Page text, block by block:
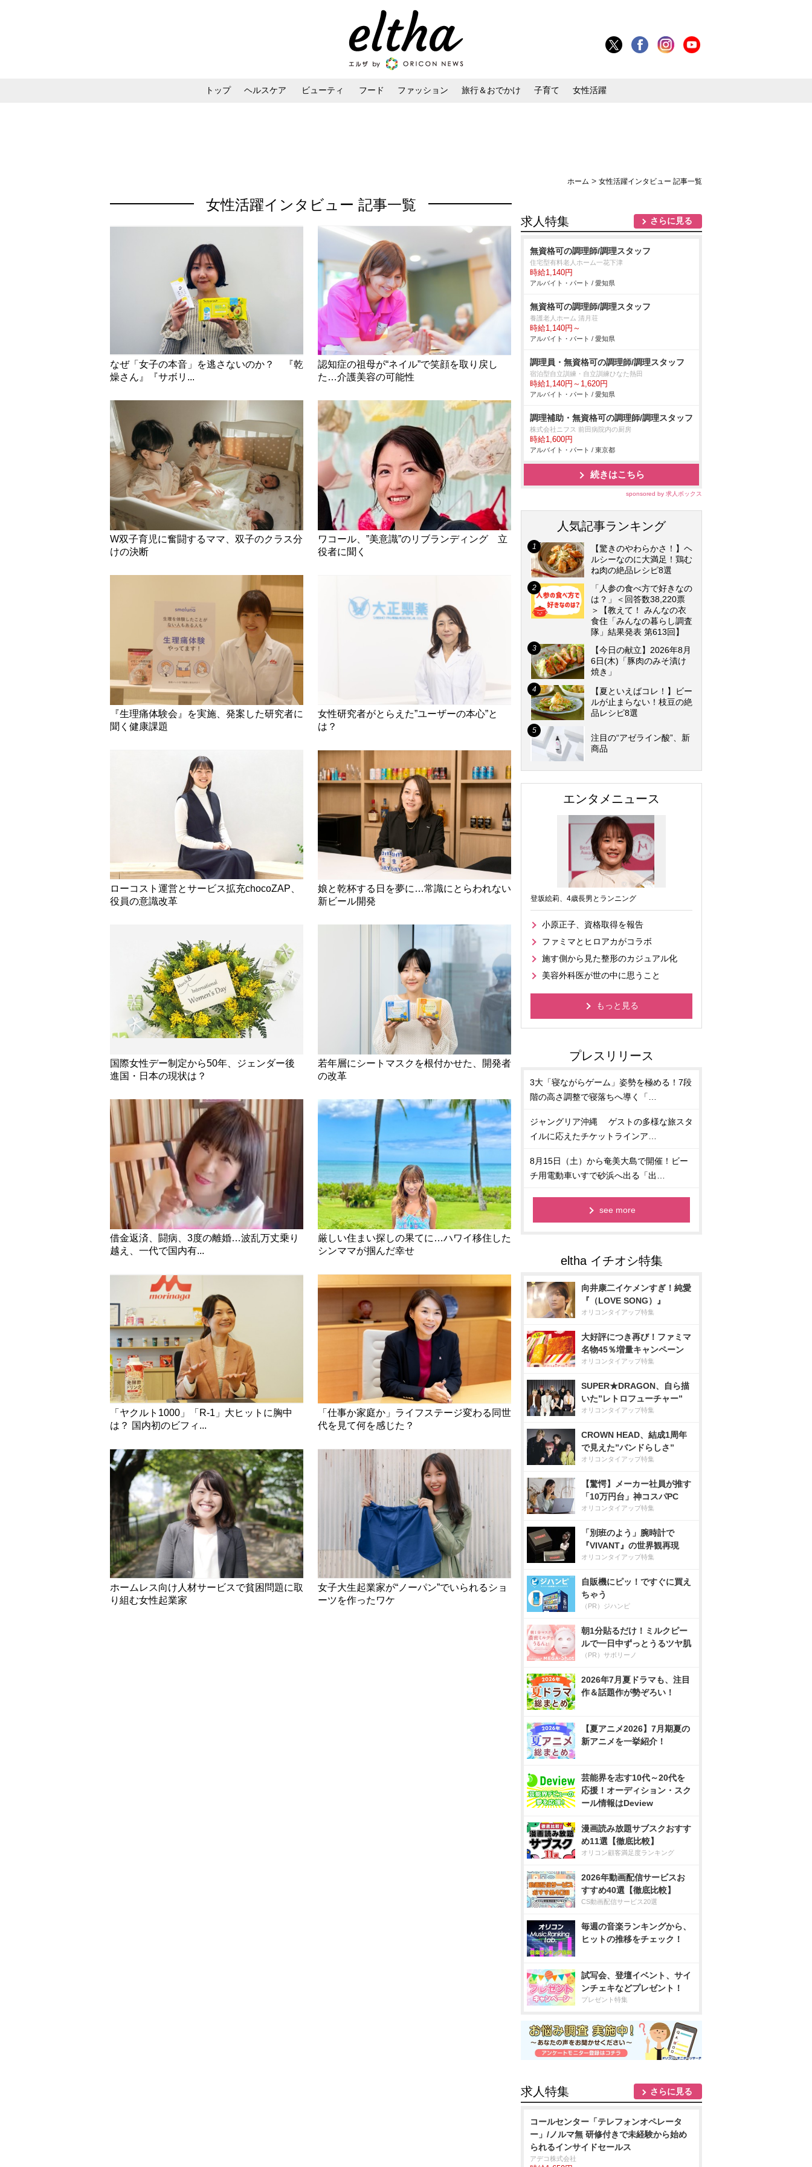
トップ ヘルスケア ビューティ フード ファッション 旅行＆おでかけ 子育て 女性活躍
ホーム > 女性活躍インタビュー 記事一覧
女性活躍インタビュー 記事一覧
なぜ「女子の本音」を逃さないのか？ 『乾
燥さん』『サボリ...
認知症の祖母が“ネイル”で笑顔を取り戻し
た…介護美容の可能性
W双子育児に奮闘するママ、双子のクラス分
けの決断
ワコール、”美意識”のリブランディング 立
役者に聞く
『生理痛体験会』を実施、発案した研究者に
聞く健康課題
女性研究者がとらえた”ユーザーの本心”と
は？
ローコスト運営とサービス拡充chocoZAP、
役員の意識改革
娘と乾杯する日を夢に…常識にとらわれない
新ビール開発
国際女性デー制定から50年、ジェンダー後
進国・日本の現状は？
若年層にシートマスクを根付かせた、開発者
の改革
借金返済、闘病、3度の離婚…波乱万丈乗り
越え、一代で国内有...
厳しい住まい探しの果てに…ハワイ移住した
シンママが掴んだ幸せ
「ヤクルト1000」「R-1」大ヒットに胸中
は？ 国内初のビフィ...
「仕事か家庭か」ライフステージ変わる同世
代を見て何を感じた？
ホームレス向け人材サービスで貧困問題に取
り組む女性起業家
女子大生起業家が“ノーパン”でいられるショ
ーツを作ったワケ
求人特集 さらに見る
無資格可の調理師/調理スタッフ
住宅型有料老人ホーム一花下津
時給1,140円
アルバイト・パート / 愛知県
無資格可の調理師/調理スタッフ
養護老人ホーム 清月荘
時給1,140円～
アルバイト・パート / 愛知県
調理員・無資格可の調理師/調理スタッフ
宿泊型自立訓練・自立訓練ひなた熱田
時給1,140円～1,620円
アルバイト・パート / 愛知県
調理補助・無資格可の調理師/調理スタッフ
株式会社ニフス 前田病院内の厨房
時給1,600円
アルバイト・パート / 東京都
続きはこちら
sponsored by 求人ボックス
人気記事ランキング
【驚きのやわらかさ！】ヘ
ルシーなのに大満足！鶏む
ね肉の絶品レシピ8選
「人参の食べ方で好きなの
は？」＜回答数38,220票
＞【教えて！ みんなの衣
食住「みんなの暮らし調査
隊」結果発表 第613回】
【今日の献立】2026年8月
6日(木)「豚肉のみそ漬け
焼き」
【夏といえばコレ！】ビー
ルが止まらない！枝豆の絶
品レシピ8選
注目の“アゼライン酸”、新
商品
エンタメニュース
登坂絵莉、4歳長男とランニング
小原正子、資格取得を報告
ファミマとヒロアカがコラボ
施す側から見た整形のカジュアル化
美容外科医が世の中に思うこと
もっと見る
3大「寝ながらゲーム」姿勢を極める！7段
階の高さ調整で寝落ちへ導く「…
ジャングリア沖縄 ゲストの多様な旅スタ
イルに応えたチケットラインア…
8月15日（土）から奄美大島で開催！ビー
チ用電動車いすで砂浜へ出る「出…
see more
向井康二イケメンすぎ！純愛
『（LOVE SONG）』
オリコンタイアップ特集
大好評につき再び！ファミマ
名物45％増量キャンペーン
オリコンタイアップ特集
SUPER★DRAGON、自ら描
いた”レトロフューチャー”
オリコンタイアップ特集
CROWN HEAD、結成1周年
で見えた”バンドらしさ”
オリコンタイアップ特集
【驚愕】メーカー社員が推す
「10万円台」神コスパPC
オリコンタイアップ特集
「別班のよう」腕時計で
『VIVANT』の世界観再現
オリコンタイアップ特集
自販機にピッ！ですぐに買え
ちゃう
（PR）ジハンピ
朝1分貼るだけ！ミルクピー
ルで一日中ずっとうるツヤ肌
（PR）サボリーノ
2026年7月夏ドラマも、注目
作＆話題作が勢ぞろい！
【夏アニメ2026】7月期夏の
新アニメを一挙紹介！
芸能界を志す10代～20代を
応援！オーディション・スク
ール情報はDeview
漫画読み放題サブスクおすす
め11選【徹底比較】
オリコン顧客満足度ランキング
2026年動画配信サービスお
すすめ40選【徹底比較】
CS動画配信サービス20選
毎週の音楽ランキングから、
ヒットの推移をチェック！
試写会、登壇イベント、サイ
ンチェキなどプレゼント！
プレゼント特集
求人特集 さらに見る
コールセンター「テレフォンオペレータ
ー」/ノルマ無 研修付きで未経験から始め
られるインサイドセールス
アデコ株式会社